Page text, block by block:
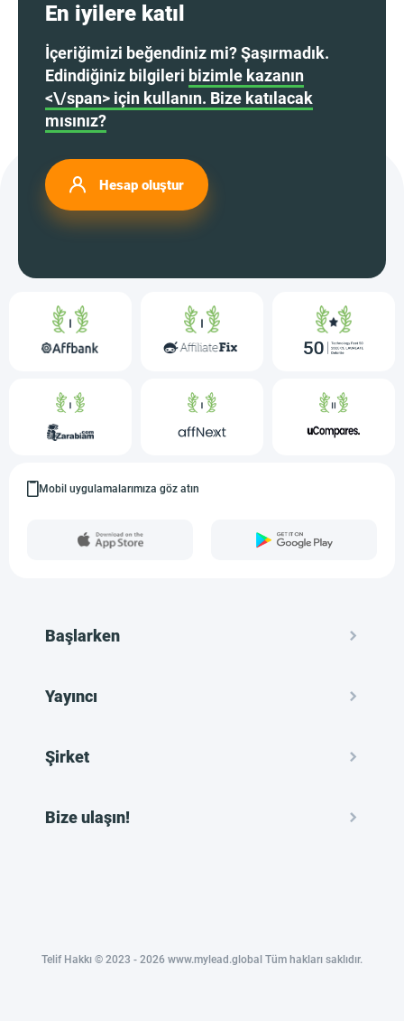
En iyilere katıl
İçeriğimizi beğendiniz mi? Şaşırmadık.
Edindiğiniz bilgileri bizimle kazanın
<\/span> için kullanın. Bize katılacak
mısınız?
Hesap oluştur
Mobil uygulamalarımıza göz atın
Başlarken
Yayıncı
Şirket
Bize ulaşın!
Telif Hakkı © 2023 - 2026 www.mylead.global Tüm hakları saklıdır.